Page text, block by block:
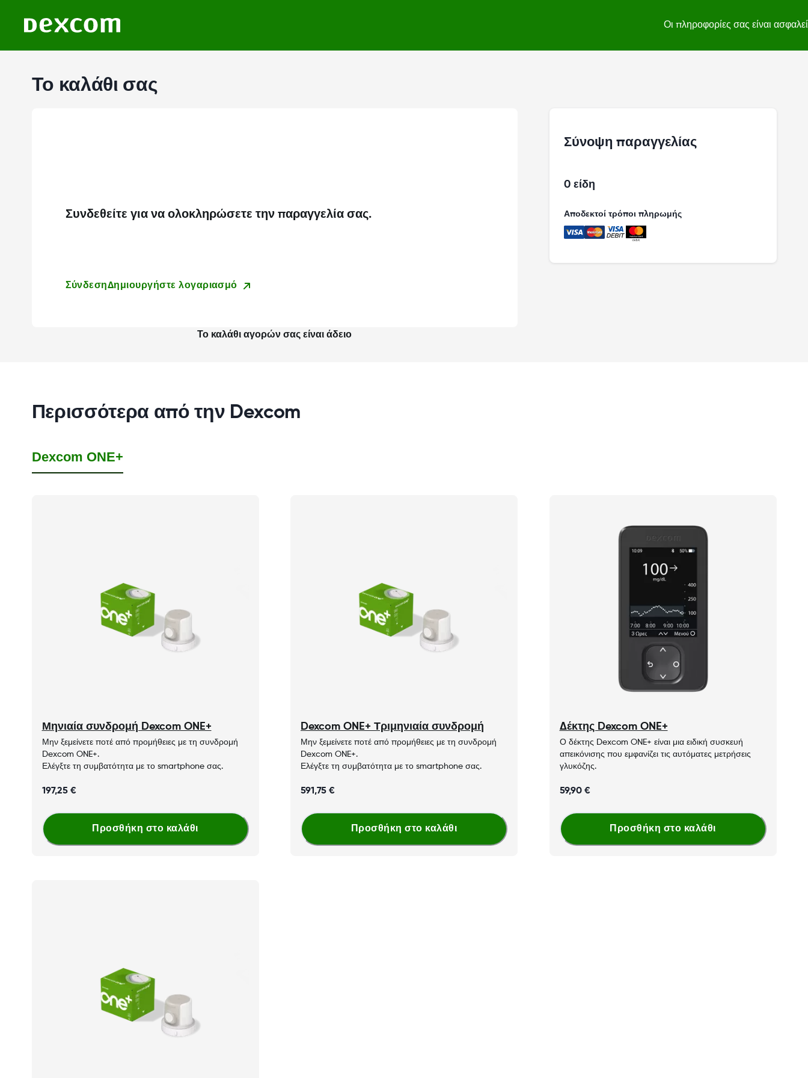
Οι πληροφορίες σας είναι
Το καλάθι σας
Συνδεθείτε για να ολοκληρώσετε την παραγγελία σας.
ΣύνδεσηΔημιουργήστε λογαριασμό
Το καλάθι αγορών σας είναι άδειο
Σύνοψη παραγγελίας
0 είδη
Αποδεκτοί τρόποι πληρωμής
Περισσότερα από την Dexcom
Dexcom ONE+
Μηνιαία συνδρομή Dexcom ONE+
Μην ξεμείνετε ποτέ από προμήθειες με τη συνδρομή
Dexcom ONE+.
Ελέγξτε τη συμβατότητα με το smartphone σας.
197,25 €
Προσθήκη στο καλάθι
Dexcom ONE+ Τριμηνιαία συνδρομή
Μην ξεμείνετε ποτέ από προμήθειες με τη συνδρομή
Dexcom ONE+.
Ελέγξτε τη συμβατότητα με το smartphone σας.
591,75 €
Προσθήκη στο καλάθι
Δέκτης Dexcom ONE+
​​​​​​Ο δέκτης Dexcom ONE+ είναι μια ειδική συσκευή
απεικόνισης που εμφανίζει τις αυτόματες μετρήσεις
γλυκόζης.
59,90 €
Προσθήκη στο καλάθι